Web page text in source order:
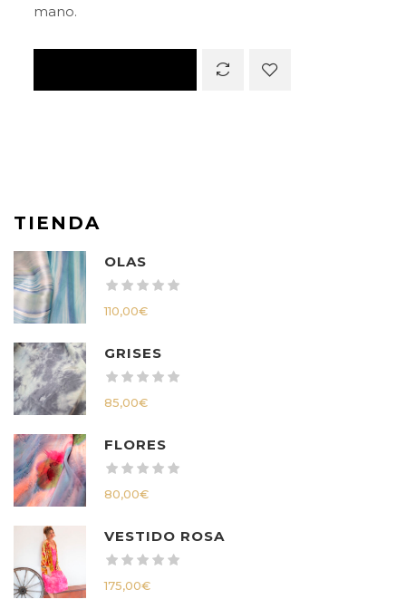
mano.
TIENDA
OLAS
110,00€
GRISES
85,00€
FLORES
80,00€
VESTIDO ROSA
175,00€